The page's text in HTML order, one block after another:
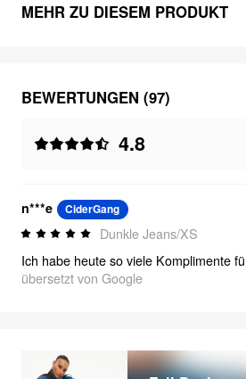
MEHR ZU DIESEM PRODUKT
BEWERTUNGEN (97)
4.8
n***e CiderGang
Dunkle Jeans/XS
übersetzt von Google